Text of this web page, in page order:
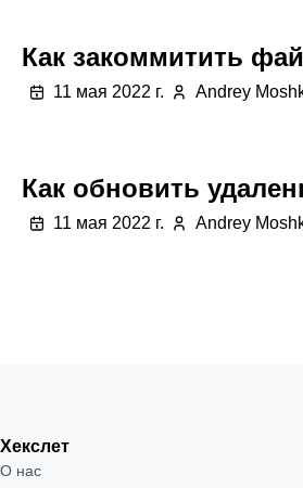
Как закоммитить
11 мая 2022 г. Andrey
Как обновить
11 мая 2022 г. Andrey
Хекслет
О нас